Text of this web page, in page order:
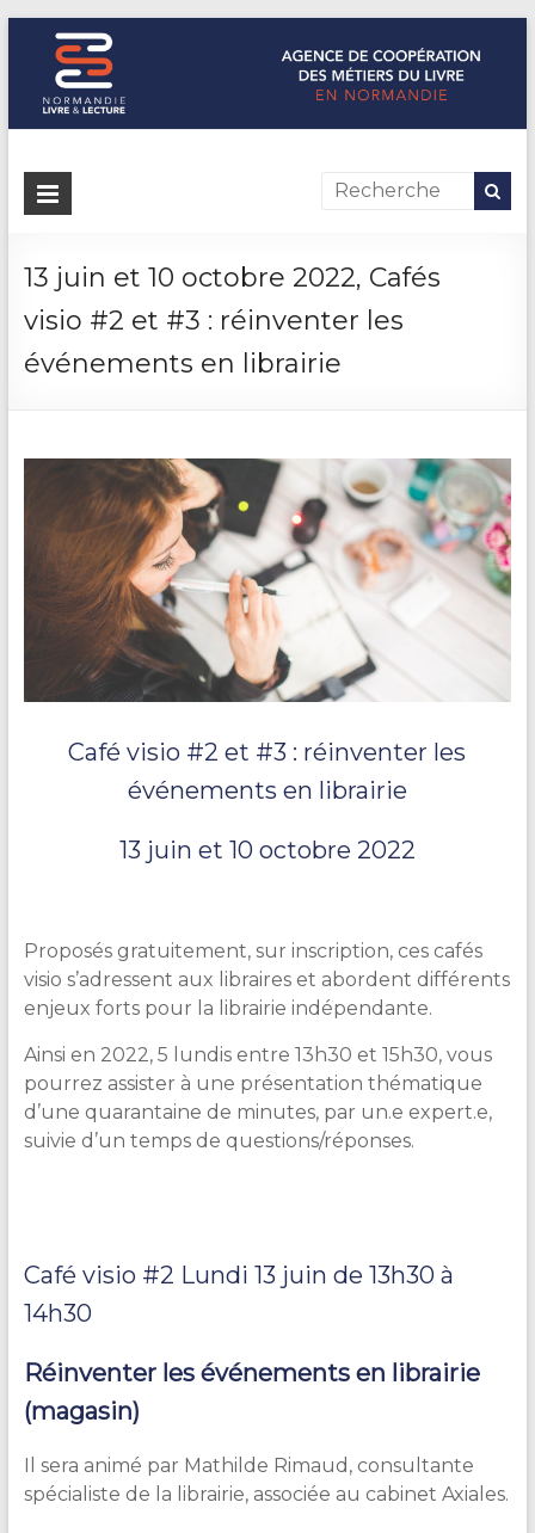
Normandie Livre & Lecture
L'agence de coopération des métiers du livre en Normandie
13 juin et 10 octobre 2022, Cafés
visio #2 et #3 : réinventer les
événements en librairie
Café visio #2 et #3 : réinventer les
événements en librairie
13 juin et 10 octobre 2022
Proposés gratuitement, sur inscription, ces cafés
visio s’adressent aux libraires et abordent différents
enjeux forts pour la librairie indépendante.
Ainsi en 2022, 5 lundis entre 13h30 et 15h30, vous
pourrez assister à une présentation thématique
d’une quarantaine de minutes, par un.e expert.e,
suivie d’un temps de questions/réponses.
Café visio #2 Lundi 13 juin de 13h30 à
14h30
Réinventer les événements en librairie
(magasin)
Il sera animé par Mathilde Rimaud, consultante
spécialiste de la librairie, associée au cabinet Axiales.